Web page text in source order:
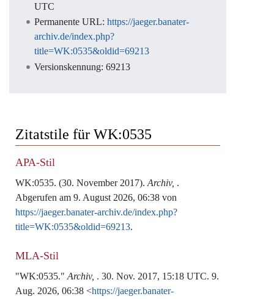
UTC
Permanente URL: https://jaeger.banater-
archiv.de/index.php?
title=WK:0535&oldid=69213
Versionskennung: 69213
Zitatstile für WK:0535
APA-Stil
WK:0535. (30. November 2017). Archiv, .
Abgerufen am 9. August 2026, 06:38 von
https://jaeger.banater-archiv.de/index.php?
title=WK:0535&oldid=69213.
MLA-Stil
"WK:0535." Archiv, . 30. Nov. 2017, 15:18 UTC. 9.
Aug. 2026, 06:38 <https://jaeger.banater-